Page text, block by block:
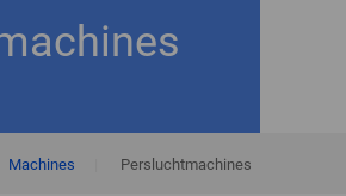
Machines Persluchtmachines